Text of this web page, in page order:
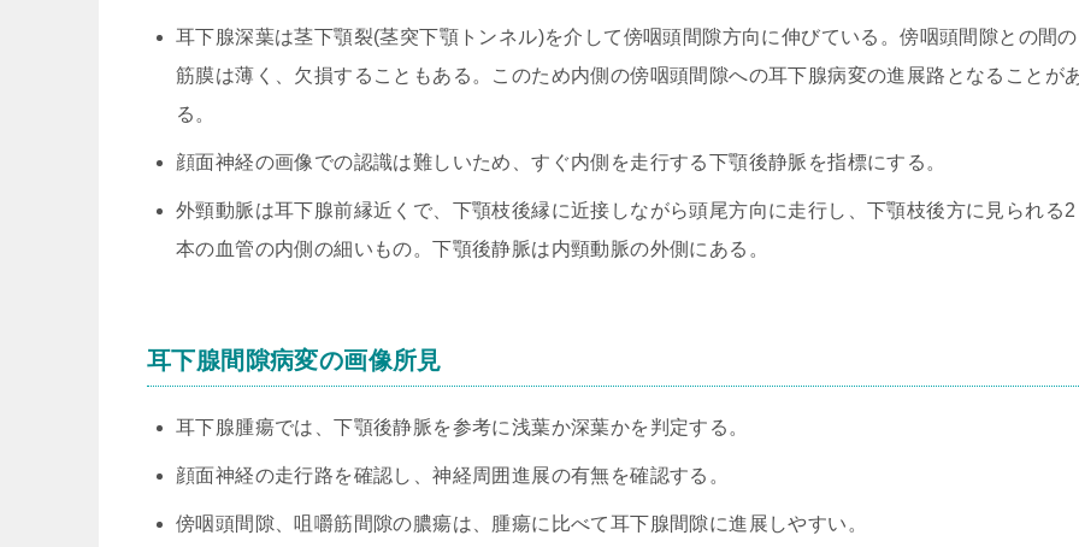
耳下腺深葉は茎下顎裂(茎突下顎トンネル)を介して傍咽頭間隙方向に伸びている。傍咽頭間隙との間の
筋膜は薄く、欠損することもある。このため内側の傍咽頭間隙への耳下腺病変の進展路となることが
る。
顔面神経の画像での認識は難しいため、すぐ内側を走行する下顎後静脈を指標にする。
外頸動脈は耳下腺前縁近くで、下顎枝後縁に近接しながら頭尾方向に走行し、下顎枝後方に見られる2
本の血管の内側の細いもの。下顎後静脈は内頸動脈の外側にある。
耳下腺間隙病変の画像所見
耳下腺腫瘍では、下顎後静脈を参考に浅葉か深葉かを判定する。
顔面神経の走行路を確認し、神経周囲進展の有無を確認する。
傍咽頭間隙、咀嚼筋間隙の膿瘍は、腫瘍に比べて耳下腺間隙に進展しやすい。